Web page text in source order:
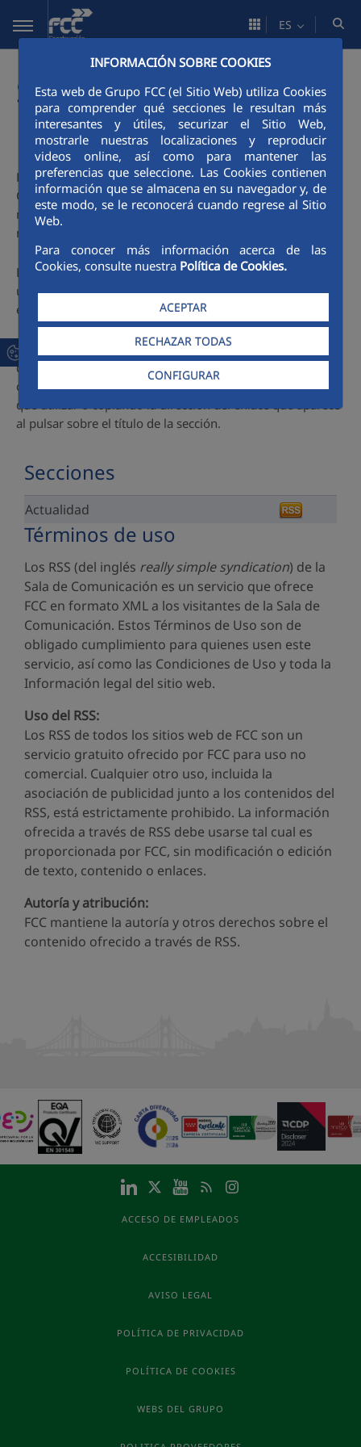
Saltar al contenido principal
INFORMACIÓN SOBRE COOKIES
Esta web de Grupo FCC (el Sitio Web) utiliza Cookies
para comprender qué secciones le resultan más
interesantes y útiles, securizar el Sitio Web,
mostrarle nuestras localizaciones y reproducir
videos online, así como para mantener las
preferencias que seleccione. Las Cookies contienen
información que se almacena en su navegador y, de
este modo, se le reconocerá cuando regrese al Sitio
Web.
Para conocer más información acerca de las
Cookies, consulte nuestra Política de Cookies.
ACEPTAR
RECHAZAR TODAS
CONFIGURAR
ES
Suscripción a
novedades - RSS
Puede suscribirse a las diferentes secciones de la Sala de
Comunicación mediante RSS (sindicación sencilla). De este
modo no es necesario visitar cada página para conocer las
novedades.
Para suscribirse a un contenido mediante RSS es necesario
utilizar una herramienta (lector o agregador), como, por
ejemplo, Google Reader, Bloglines o Netvibes.
En el siguiente listado están todas las secciones de la Sala
de Comunicación con RSS propio. Puedes suscribirse a
cada una de ellas pulsando en el icono de la herramienta
que utilizar o copiando la dirección del enlace que aparece
al pulsar sobre el título de la sección.
Secciones
Actualidad
Términos de uso
Los RSS (del inglés really simple syndication) de la
Sala de Comunicación es un servicio que ofrece
FCC en formato XML a los visitantes de la Sala de
Comunicación. Estos Términos de Uso son de
obligado cumplimiento para quienes usen este
servicio, así como las Condiciones de Uso y toda la
Información legal del sitio web.
Uso del RSS:
Los RSS de todos los sitios web de FCC son un
servicio gratuito ofrecido por FCC para uso no
comercial. Cualquier otro uso, incluida la
asociación de publicidad junto a los contenidos del
RSS, está estrictamente prohibido. La información
ofrecida a través de RSS debe usarse tal cual es
proporcionada por FCC, sin modificación o edición
de texto, contenido o enlaces.
Autoría y atribución:
FCC mantiene la autoría y otros derechos sobre el
contenido ofrecido a través de RSS.
ACCESO DE EMPLEADOS
ACCESIBILIDAD
AVISO LEGAL
POLÍTICA DE PRIVACIDAD
POLÍTICA DE COOKIES
WEBS DEL GRUPO